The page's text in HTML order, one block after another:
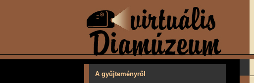
A gyűjteményről